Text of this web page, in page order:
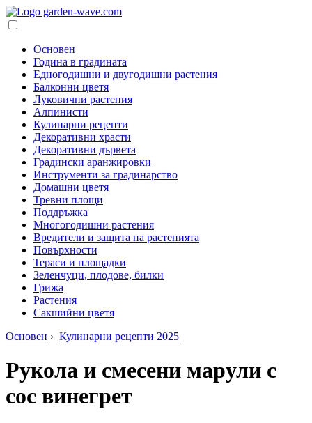
Основен
Година в градината
Едногодишни и двугодишни растения
Балконни цветя
Луковични растения
Алпинисти
Кулинарни рецепти
Декоративни храсти
Декоративни дървета
Градински аранжировки
Инструменти за градинарство
Домашни цветя
Тревни площи
Поддръжка
Многогодишни растения
Вредители и защита на растенията
Повърхности
Тераси и площадки
Зеленчуци, плодове, билки
Грижа
Растения
Сакшийни цветя
Основен › Кулинарни рецепти 2025
Рукола и смесени марули с
сос винегрет